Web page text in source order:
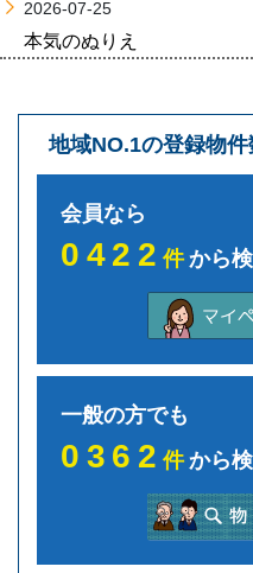
2026-07-25
本気のぬりえ
地域NO.1の登録物件
会員なら
0422件から検
一般の方でも
0362件から検